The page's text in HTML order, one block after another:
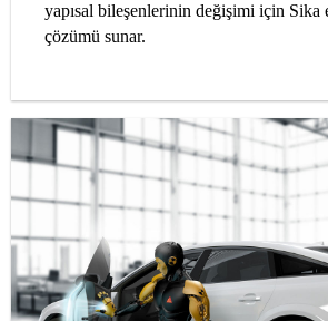
yapısal bileşenlerinin değişimi için Sika
çözümü sunar.